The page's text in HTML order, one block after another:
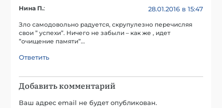
Нина П.: 28.01.2016 в 15:47
Зло самодовольно радуется, скрупулезно перечисляя
свои ” успехи”. Ничего не забыли – как же , идет
”очищение памяти”…
Ответить
Добавить комментарий
Ваш адрес email не будет опубликован.